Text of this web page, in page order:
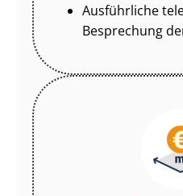
Ausführliche
Besprechung